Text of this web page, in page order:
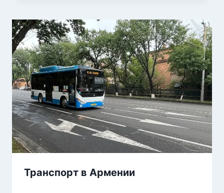
Транспорт в Армении